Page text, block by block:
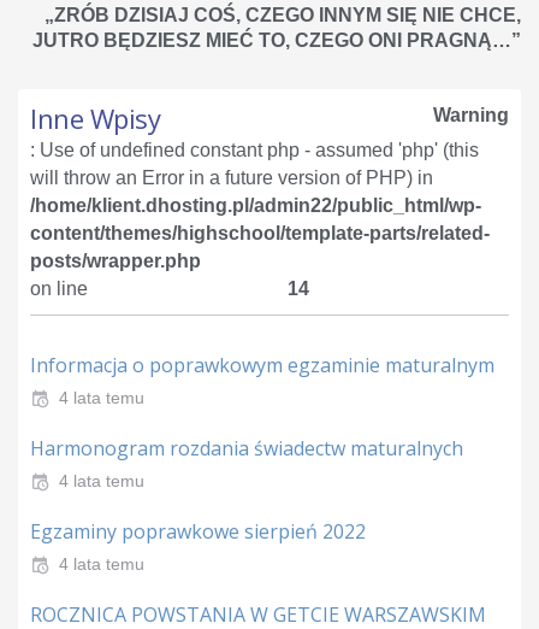
„ZRÓB DZISIAJ COŚ, CZEGO INNYM SIĘ NIE CHCE,
JUTRO BĘDZIESZ MIEĆ TO, CZEGO ONI PRAGNĄ…”
Inne Wpisy
Warning
: Use of undefined constant php - assumed 'php' (this
will throw an Error in a future version of PHP) in
/home/klient.dhosting.pl/admin22/public_html/wp-
content/themes/highschool/template-parts/related-
posts/wrapper.php
on line
14
Informacja o poprawkowym egzaminie maturalnym
4 lata temu
Harmonogram rozdania świadectw maturalnych
4 lata temu
Egzaminy poprawkowe sierpień 2022
4 lata temu
ROCZNICA POWSTANIA W GETCIE WARSZAWSKIM